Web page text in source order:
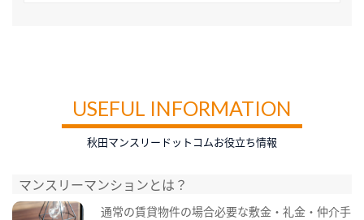
USEFUL INFORMATION
秋田マンスリードットコムお役立ち情報
マンスリーマンションとは？
通常の賃貸物件の場合必要な敷金・礼金・仲介手